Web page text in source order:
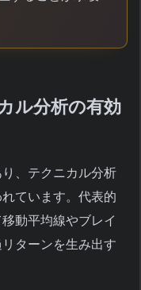
ル分析の有効
、テクニカル分析
ています。代表的
動平均線やブレイ
ターンを生み出す